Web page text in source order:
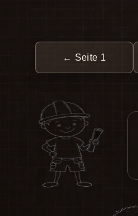
← Seite 1